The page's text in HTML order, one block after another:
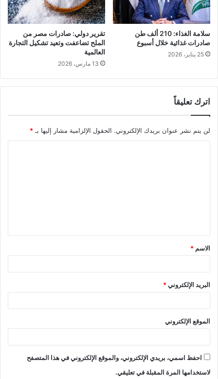
سلامة الغذاء: 210 ألف طن
صادرات غذائية خلال أسبوع
25 يناير، 2026
تقرير دولي: صادرات مصر من
الملح تضاعفت وتعيد تشكيل التجارة
العالمية
13 مارس، 2026
اترك تعليقاً
لن يتم نشر عنوان بريدك الإلكتروني. الحقول الإلزامية مشار إليها بـ *
ق
*
الاسم *
البريد الإلكتروني*
الموقع الإلكتروني
احفظ اسمي، بريدي الإلكتروني، والموقع الإلكتروني في هذا المتصفح
لاستخدامها المرة المقبلة في تعليقي.